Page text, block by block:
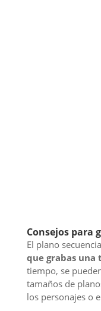
Consejos para
El plano
que grabas una
tiempo, se
tamaños de
los personajes o